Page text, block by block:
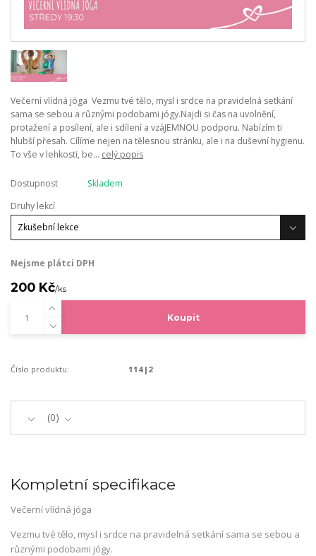
Večerní vlídná jóga Vezmu tvé tělo, mysl i srdce na pravidelná setkání
sama se sebou a různými podobami jógy.Najdi si čas na uvolnění,
protažení a posílení, ale i sdílení a vzáJEMNOU podporu. Nabízím ti
hlubší přesah. Cílíme nejen na tělesnou stránku, ale i na duševní hygienu.
To vše v lehkosti, be... celý popis
Dostupnost
Skladem
Druhy lekcí
Nejsme plátci DPH
200 Kč/ks
Koupit
Číslo produktu: 114|2
0
Kompletní specifikace
Večerní vlídná jóga
Vezmu tvé tělo, mysl i srdce na pravidelná setkání sama se sebou a
různými podobami jógy.